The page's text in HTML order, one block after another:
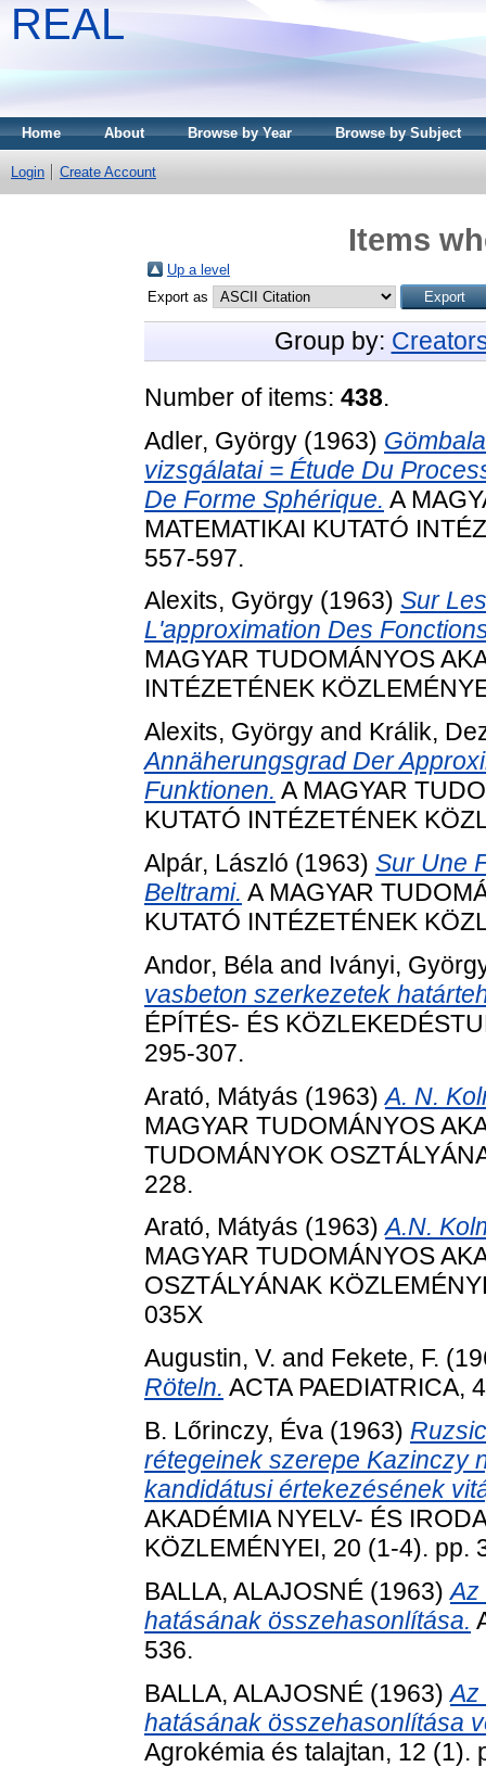
REAL
Home About Browse by Year Browse by Subject
Login Create Account
Items
Up a level
Export as
Group by:
Number of items: 438.
Adler, György (1963)
vizsgálatai = Étude Du
De Forme Sphérique. A
MATEMATIKAI KUTATÓ
557-597.
Alexits, György (1963) Sur
L'approximation Des
MAGYAR TUDOMÁNYOS
INTÉZETÉNEK
Alexits, György and Králik,
Annäherungsgrad Der
Funktionen. A MAGYAR
KUTATÓ INTÉZETÉNEK
Alpár, László (1963) Sur Une
Beltrami. A MAGYAR
KUTATÓ INTÉZETÉNEK
Andor, Béla and Iványi,
vasbeton szerkezetek
ÉPÍTÉS- ÉS
295-307.
Arató, Mátyás (1963)A. N.
MAGYAR TUDOMÁNYOS
TUDOMÁNYOK
228.
Arató, Mátyás (1963)A.N.
MAGYAR TUDOMÁNYOS
OSZTÁLYÁNAK
035X
Augustin, V. and Fekete, F.
Röteln. ACTA PAEDIATRICA,
B. Lőrinczy, Éva (1963)
rétegeinek szerepe Kazinczy
kandidátusi értekezésének
AKADÉMIA NYELV- ÉS
KÖZLEMÉNYEI, 20 (1-4). pp.
BALLA, ALAJOSNÉ (1963)Az
hatásának összehasonlítása.
536.
BALLA, ALAJOSNÉ (1963)Az
hatásának összehasonlítása
Agrokémia és talajtan, 12 (1).